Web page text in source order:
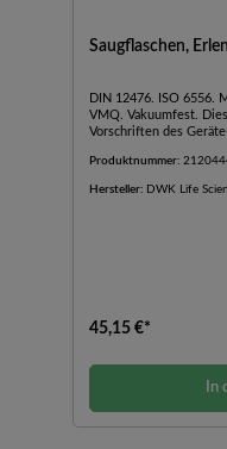
Saugflaschen,
DIN 12476. ISO 6556.
VMQ. Vakuumfest.
Vorschriften des
Produktnummer:
Hersteller: DWK Life
45,15 €*
In